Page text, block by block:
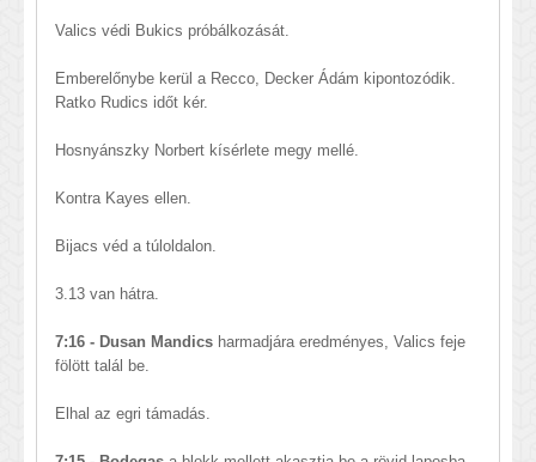
Valics védi Bukics próbálkozását.
Emberelőnybe kerül a Recco, Decker Ádám kipontozódik.
Ratko Rudics időt kér.
Hosnyánszky Norbert kísérlete megy mellé.
Kontra Kayes ellen.
Bijacs véd a túloldalon.
3.13 van hátra.
7:16 - Dusan Mandics harmadjára eredményes, Valics feje
fölött talál be.
Elhal az egri támadás.